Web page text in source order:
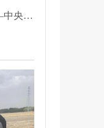
坚定不移与黑恶势力斗争到底——中央政法委负责同志就开展深化扫黑除恶专项斗争有关问题答记者问